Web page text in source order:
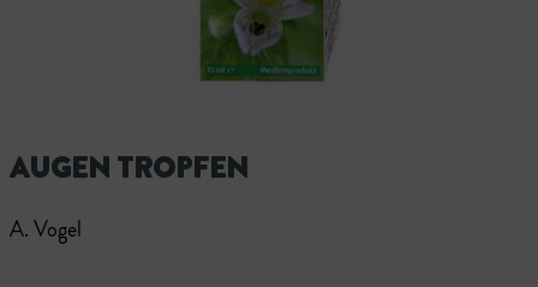
AUGEN TROPFEN
A. Vogel